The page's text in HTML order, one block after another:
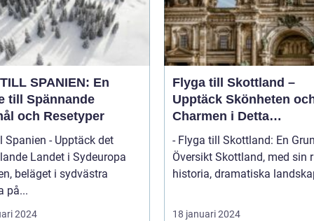
SPANIEN: En
till Spännande
och Resetyper
Spanien - Upptäck det
Landet i Sydeuropa
beläget i sydvästra
på...
2024
Flyga till Skottland –
Upptäck Skönheten
Charmen i Detta
Fascinerande Land
- Flyga till Skottland: En
Översikt Skottland, med sin rika
historia, dramatiska
18 januari 2024